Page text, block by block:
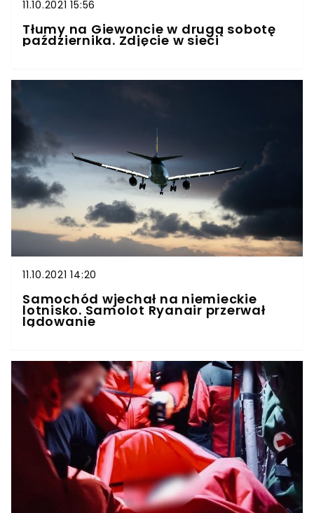
11.10.2021 15:56
Tłumy na Giewoncie w drugą sobotę
października. Zdjęcie w sieci
11.10.2021 14:20
Samochód wjechał na niemieckie
lotnisko. Samolot Ryanair przerwał
lądowanie